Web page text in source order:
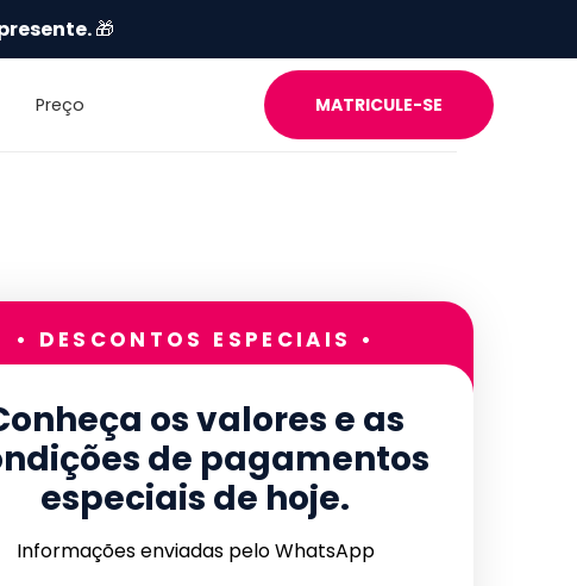
🎁
Preço MATRICULE-SE
• DESCONTOS ESPECIAIS •
os valores e as
de pagamentos
especiais de hoje.
Informações enviadas pelo WhatsApp